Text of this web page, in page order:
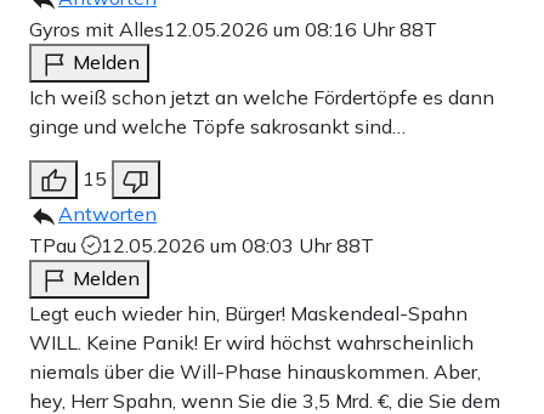
Gyros mit Alles12.05.2026 um 08:16 Uhr88T
Melden
Ich weiß schon jetzt an welche Fördertöpfe es dann
ginge und welche Töpfe sakrosankt sind…
15
Antworten
TPau
12.05.2026 um 08:03 Uhr88T
Melden
Legt euch wieder hin, Bürger! Maskendeal-Spahn
WILL. Keine Panik! Er wird höchst wahrscheinlich
niemals über die Will-Phase hinauskommen. Aber,
hey, Herr Spahn, wenn Sie die 3,5 Mrd. €, die Sie dem